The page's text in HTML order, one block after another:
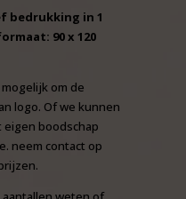
bedrukking in 1
90 x 120
om de
logo. Of we kunnen
boodschap
neem contact op